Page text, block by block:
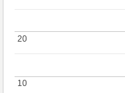
10
10
20
20